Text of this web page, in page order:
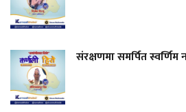
संरक्षणमा समर्पित स्वर्णिम